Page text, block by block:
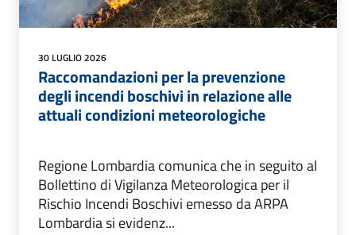
30 LUGLIO 2026
Raccomandazioni per la prevenzione
degli incendi boschivi in relazione alle
attuali condizioni meteorologiche
Regione Lombardia comunica che in seguito al
Bollettino di Vigilanza Meteorologica per il
Rischio Incendi Boschivi emesso da ARPA
Lombardia si evidenz...